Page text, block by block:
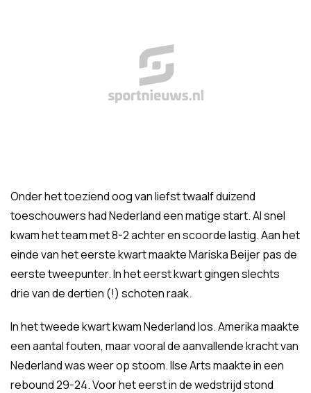
Onder het toeziend oog van liefst twaalf duizend
toeschouwers had Nederland een matige start. Al snel
kwam het team met 8-2 achter en scoorde lastig. Aan het
einde van het eerste kwart maakte Mariska Beijer pas de
eerste tweepunter. In het eerst kwart gingen slechts
drie van de dertien (!) schoten raak.
In het tweede kwart kwam Nederland los. Amerika maakte
een aantal fouten, maar vooral de aanvallende kracht van
Nederland was weer op stoom. Ilse Arts maakte in een
rebound 29-24. Voor het eerst in de wedstrijd stond